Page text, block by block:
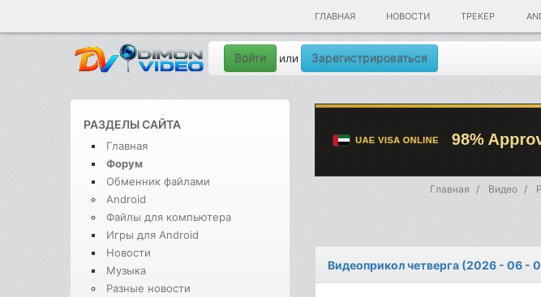
ГЛАВНАЯ НОВОСТИ ТРЕКЕР
Войти или Зарегистрироваться
РАЗДЕЛЫ САЙТА
Главная
Форум
Обменник файлами
Android
Файлы для компьютера
Игры для Android
Новости
Музыка
Разные новости
Главная Видео
Видеоприкол четверга (2026 - 06 -